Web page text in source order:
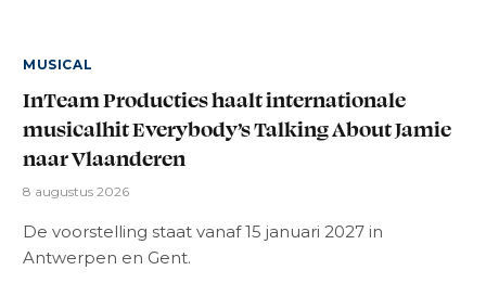
MUSICAL
InTeam Producties haalt internationale
musicalhit Everybody’s Talking About Jamie
naar Vlaanderen
8 augustus 2026
De voorstelling staat vanaf 15 januari 2027 in
Antwerpen en Gent.